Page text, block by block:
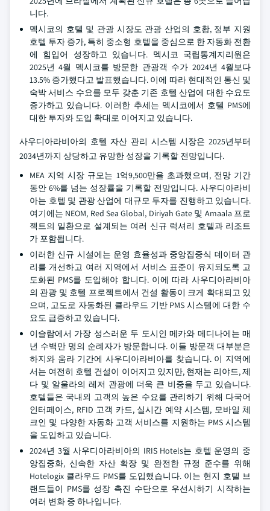
니다.
멕시코의 호텔 및 관광 시장도 관광 산업의 호황, 정부 지원
호텔 투자 증가, 특히 중소형 호텔을 중심으로 한 자동화 전환
에 힘입어 성장하고 있습니다. 멕시코 국립통계지리원은
2025년 4월 멕시코를 방문한 관광객 수가 2024년 4월보다
13.5% 증가했다고 발표했습니다. 이에 따라 현대적인 통신 및
숙박 서비스 수요를 모두 갖춘 기존 호텔 산업에 대한 수요도
증가하고 있습니다. 이러한 추세는 멕시코에서 호텔 PMS에
대한 투자와 도입 확대로 이어지고 있습니다.
사우디아라비아의 호텔 자산 관리 시스템 시장은 2025년부터
2034년까지 상당하고 유망한 성장을 기록할 전망입니다.
MEA 지역 시장 규모는 1억9,500만을 초과했으며, 전망 기간
동안 6%를 넘는 성장률을 기록할 전망입니다. 사우디아라비
아는 호텔 및 관광 산업에 대규모 투자를 진행하고 있습니다.
여기에는 NEOM, Red Sea Global, Diriyah Gate 및 Amaala 프로
젝트의 일환으로 설계되는 여러 신규 럭셔리 호텔과 리조트
가 포함됩니다.
이러한 신규 시설에는 운영 효율성과 중앙집중식 데이터 관
리를 개선하고 여러 지역에서 서비스 표준이 유지되도록 고
도화된 PMS를 도입해야 합니다. 이에 따라 사우디아라비아
의 관광 및 호텔 프로젝트에서 건설 활동이 크게 확대되고 있
으며, 고도로 자동화된 클라우드 기반 PMS 시스템에 대한 수
요도 급증하고 있습니다.
이슬람에서 가장 성스러운 두 도시인 메카와 메디나에는 매
년 수백만 명의 순례자가 방문합니다. 이들 방문객 대부분은
하지와 움라 기간에 사우디아라비아를 찾습니다. 이 지역에
서는 여전히 호텔 건설이 이어지고 있지만, 현재는 리야드, 제
다 및 알울라의 레저 관광에 더욱 큰 비중을 두고 있습니다.
호텔들은 국내외 고객의 높은 수요를 관리하기 위해 다국어
인터페이스, RFID 고객 카드, 실시간 예약 시스템, 모바일 체
크인 및 다양한 자동화 고객 서비스를 지원하는 PMS 시스템
을 도입하고 있습니다.
2024년 3월 사우디아라비아의 IRIS Hotels는 호텔 운영의 중
앙집중화, 신속한 자산 확장 및 완전한 규정 준수를 위해
Hotelogix 클라우드 PMS를 도입했습니다. 이는 현지 호텔 브
랜드들이 PMS를 성장 촉진 수단으로 우선시하기 시작하는
여러 변화 중 하나입니다.